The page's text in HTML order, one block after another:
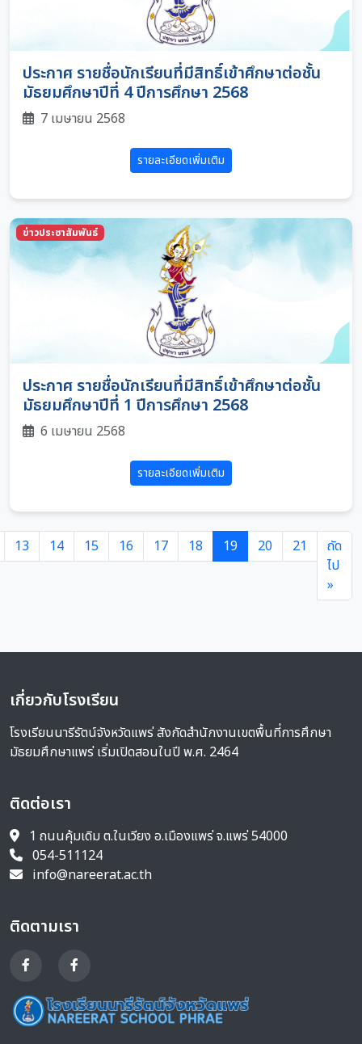
ประกาศ รายชื่อนักเรียนที่มีสิทธิ์เข้าศึกษาต่อชั้น
มัธยมศึกษาปีที่ 4 ปีการศึกษา 2568
7 เมษายน 2568
รายละเอียดเพิ่มเติม
ข่าวประชาสัมพันธ์
ประกาศ รายชื่อนักเรียนที่มีสิทธิ์เข้าศึกษาต่อชั้น
มัธยมศึกษาปีที่ 1 ปีการศึกษา 2568
6 เมษายน 2568
รายละเอียดเพิ่มเติม
13 14 15 16 17 18 19 20 21
ถัด
ไป
»
เกี่ยวกับโรงเรียน
โรงเรียนนารีรัตน์จังหวัดแพร่ สังกัดสำนักงานเขตพื้นที่การศึกษา
มัธยมศึกษาแพร่ เริ่มเปิดสอนในปี พ.ศ. 2464
ติดต่อเรา
1 ถนนคุ้มเดิม ต.ในเวียง อ.เมืองแพร่ จ.แพร่ 54000
054-511124
info@nareerat.ac.th
ติดตามเรา